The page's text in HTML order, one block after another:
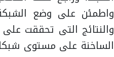
واطمئن على وضع الشبكة
والنتائج التى تحققت
الساخنة على مستوى